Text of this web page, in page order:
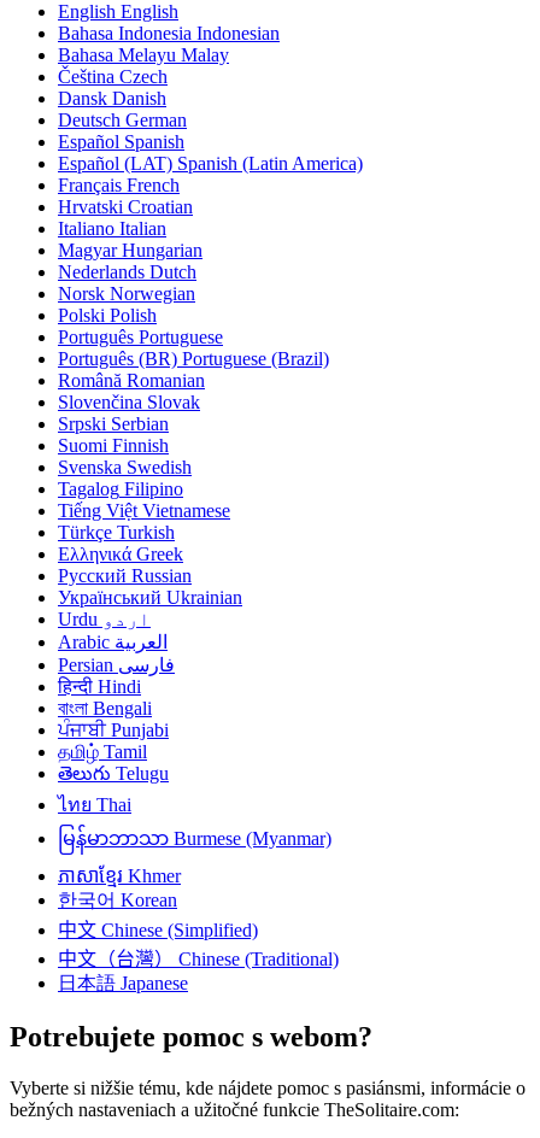
English English
Bahasa Indonesia Indonesian
Bahasa Melayu Malay
Čeština Czech
Dansk Danish
Deutsch German
Español Spanish
Español (LAT) Spanish (Latin America)
Français French
Hrvatski Croatian
Italiano Italian
Magyar Hungarian
Nederlands Dutch
Norsk Norwegian
Polski Polish
Português Portuguese
Português (BR) Portuguese (Brazil)
Română Romanian
Slovenčina Slovak
Srpski Serbian
Suomi Finnish
Svenska Swedish
Tagalog Filipino
Tiếng Việt Vietnamese
Türkçe Turkish
Ελληνικά Greek
Русский Russian
Український Ukrainian
اردو Urdu
العربية Arabic
فارسی Persian
हिन्दी Hindi
বাংলা Bengali
ਪੰਜਾਬੀ Punjabi
தமிழ் Tamil
తెలుగు Telugu
ไทย Thai
မြန်မာဘာသာ Burmese (Myanmar)
ភាសាខ្មែរ Khmer
한국어 Korean
中文 Chinese (Simplified)
中文（台灣）
Chinese (Traditional)
日本語 Japanese
Potrebujete pomoc s webom?
Vyberte si nižšie tému, kde nájdete pomoc s pasiánsmi, informácie o
bežných nastaveniach a užitočné funkcie TheSolitaire.com: